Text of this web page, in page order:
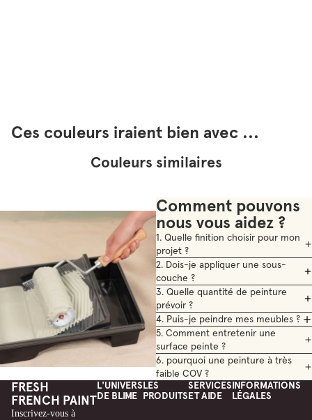
Ces couleurs iraient bien avec ...
Couleurs similaires
Comment pouvons
nous vous aidez ?
1. Quelle finition choisir pour mon
projet ?
2. Dois-je appliquer une sous-
couche ?
3. Quelle quantité de peinture
prévoir ?
4. Puis-je peindre mes meubles ?
5. Comment entretenir une
surface peinte ?
6. pourquoi une peinture à très
faible COV ?
FRESH
FRENCH PAINT
Inscrivez-vous à
L'UNIVERS
DE BLIME
LES
PRODUITS
SERVICES
ET AIDE
INFORMATIONS
LÉGALES